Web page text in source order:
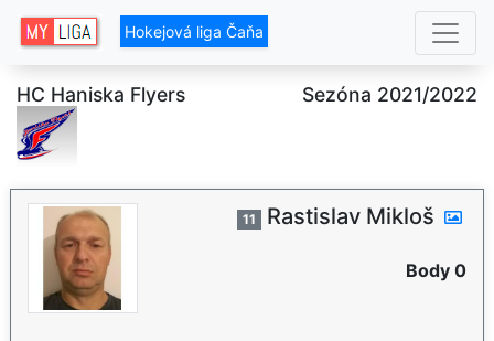
Hokejová liga Čaňa
HC Haniska Flyers Sezóna 2021/2022
11 Rastislav Mikloš
Body 0